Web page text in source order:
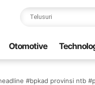
Otomotive
#bpkad provinsi ntb